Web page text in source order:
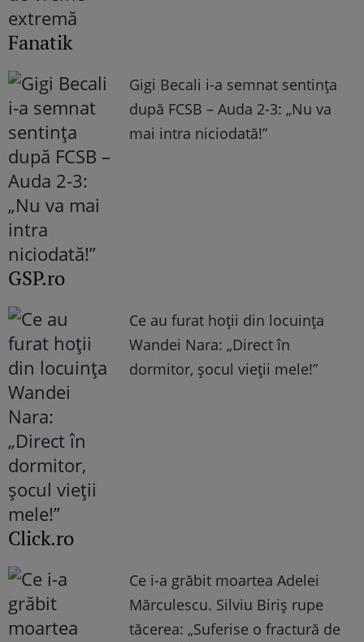
Fanatik
Gigi Becali i-a semnat sentința
după FCSB – Auda 2-3: „Nu va
mai intra niciodată!”
GSP.ro
Ce au furat hoții din locuința
Wandei Nara: „Direct în
dormitor, șocul vieții mele!”
Click.ro
Ce i-a grăbit moartea Adelei
Mărculescu. Silviu Biriș rupe
tăcerea: „Suferise o fractură de